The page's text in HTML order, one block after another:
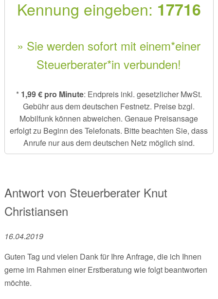
Kennung eingeben: 17716
» Sie werden sofort mit einem*einer
Steuerberater*in verbunden!
* 1,99 € pro Minute: Endpreis inkl. gesetzlicher MwSt.
Gebühr aus dem deutschen Festnetz. Preise bzgl.
Mobilfunk können abweichen. Genaue Preisansage
erfolgt zu Beginn des Telefonats. Bitte beachten Sie, dass
Anrufe nur aus dem deutschen Netz möglich sind.
Antwort von Steuerberater Knut
Christiansen
16.04.2019
Guten Tag und vielen Dank für Ihre Anfrage, die ich Ihnen
gerne im Rahmen einer Erstberatung wie folgt beantworten
möchte.